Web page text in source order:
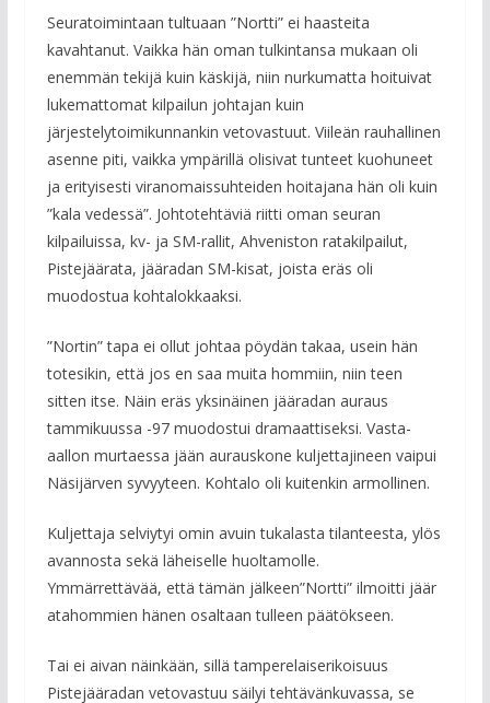
Seuratoimintaan tultuaan ”Nortti” ei haasteita
kavahtanut. Vaikka hän oman tulkintansa mukaan oli
enemmän tekijä kuin käskijä, niin nurkumatta hoituivat
lukemattomat kilpailun johtajan kuin
järjestelytoimikunnankin vetovastuut. Viileän rauhallinen
asenne piti, vaikka ympärillä olisivat tunteet kuohuneet
ja erityisesti viranomaissuhteiden hoitajana hän oli kuin
”kala vedessä”. Johtotehtäviä riitti oman seuran
kilpailuissa, kv- ja SM-rallit, Ahveniston ratakilpailut,
Pistejäärata, jääradan SM-kisat, joista eräs oli
muodostua kohtalokkaaksi.
”Nortin” tapa ei ollut johtaa pöydän takaa, usein hän
totesikin, että jos en saa muita hommiin, niin teen
sitten itse. Näin eräs yksinäinen jääradan auraus
tammikuussa -97 muodostui dramaattiseksi. Vasta-
aallon murtaessa jään aurauskone kuljettajineen vaipui
Näsijärven syvyyteen. Kohtalo oli kuitenkin armollinen.
Kuljettaja selviytyi omin avuin tukalasta tilanteesta, ylös
avannosta sekä läheiselle huoltamolle.
Ymmärrettävää, että tämän jälkeen”Nortti” ilmoitti jäär
atahommien hänen osaltaan tulleen päätökseen.
Tai ei aivan näinkään, sillä tamperelaiserikoisuus
Pistejääradan vetovastuu säilyi tehtävänkuvassa, se